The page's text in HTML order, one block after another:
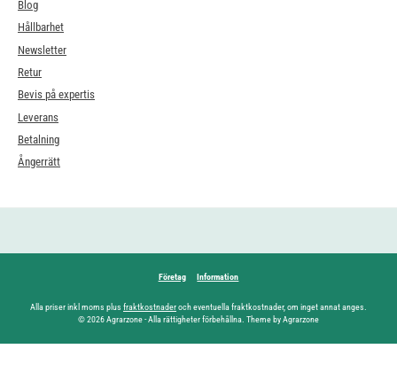
Blog
Hållbarhet
Newsletter
Retur
Bevis på expertis
Leverans
Betalning
Ångerrätt
Företag Information
Alla priser inkl moms plus fraktkostnaderoch eventuella fraktkostnader, om inget annat anges.
© 2026 Agrarzone - Alla rättigheter förbehållna. Theme by Agrarzone